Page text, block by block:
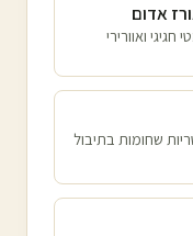
אדום
חגיגי ואוורירי
שחומות בתיבול